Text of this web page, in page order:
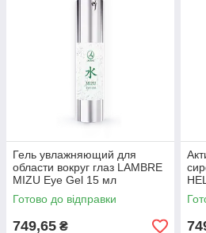
Гель увлажняющий для
области вокруг глаз LAMBRE
MIZU Eye Gel 15 мл
Готово до відправки
749,65 ₴